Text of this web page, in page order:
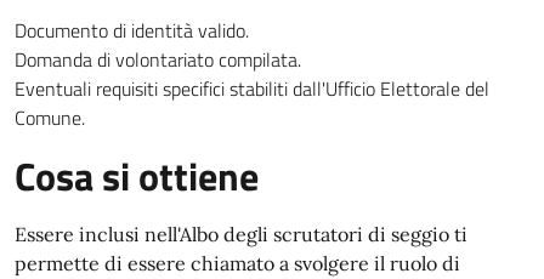
Documento di identità valido.
Domanda di volontariato compilata.
Eventuali requisiti specifici stabiliti dall'Ufficio Elettorale del
Comune.
Cosa si ottiene
Essere inclusi nell'Albo degli scrutatori di seggio ti
permette di essere chiamato a svolgere il ruolo di